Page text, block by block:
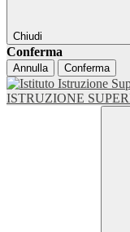
Chiudi
Conferma
Annulla Conferma
ISTRUZIONE